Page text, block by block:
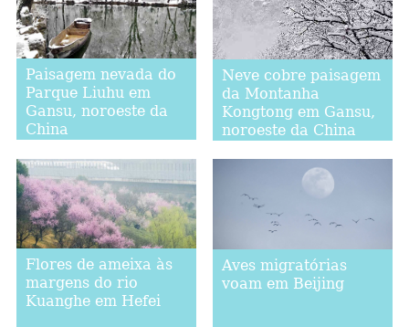
Paisagem nevada do
Parque Liuhu em
Gansu, noroeste da
China
Neve cobre paisagem
da Montanha
Kongtong em Gansu,
noroeste da China
Flores de ameixa às
margens do rio
Kuanghe em Hefei
Aves migratórias
voam em Beijing